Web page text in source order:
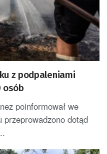
z podpaleniami
osób
poinformował we
dotąd